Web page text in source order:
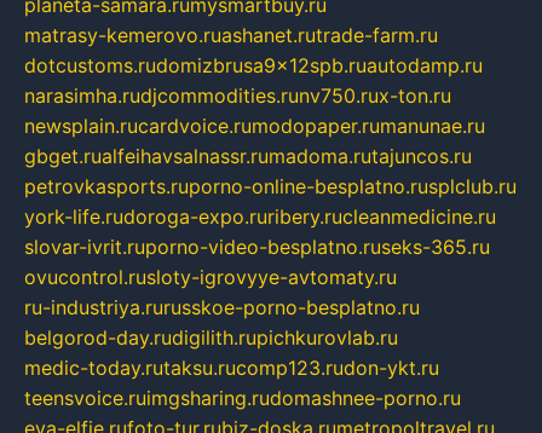
planeta-samara.rumysmartbuy.ru
matrasy-kemerovo.ruashanet.rutrade-farm.ru
dotcustoms.rudomizbrusa9x12spb.ruautodamp.ru
narasimha.rudjcommodities.runv750.rux-ton.ru
newsplain.rucardvoice.rumodopaper.rumanunae.ru
gbget.rualfeihavsalnassr.rumadoma.rutajuncos.ru
petrovkasports.ruporno-online-besplatno.rusplclub.ru
york-life.rudoroga-expo.ruribery.rucleanmedicine.ru
slovar-ivrit.ruporno-video-besplatno.ruseks-365.ru
ovucontrol.rusloty-igrovyye-avtomaty.ru
ru-industriya.rurusskoe-porno-besplatno.ru
belgorod-day.rudigilith.rupichkurovlab.ru
medic-today.rutaksu.rucomp123.rudon-ykt.ru
teensvoice.ruimgsharing.rudomashnee-porno.ru